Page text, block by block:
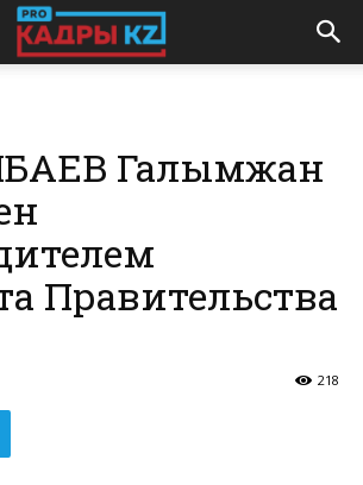
Галымжан
Правительства
218